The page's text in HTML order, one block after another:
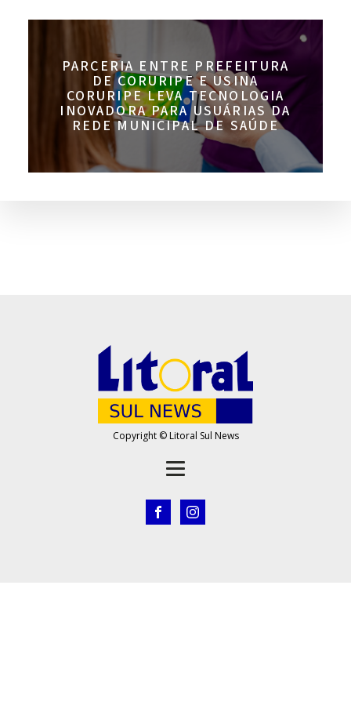
PARCERIA ENTRE PREFEITURA
DE CORURIPE E USINA
CORURIPE LEVA TECNOLOGIA
INOVADORA PARA USUÁRIAS DA
REDE MUNICIPAL DE SAÚDE
Copyright © Litoral Sul News